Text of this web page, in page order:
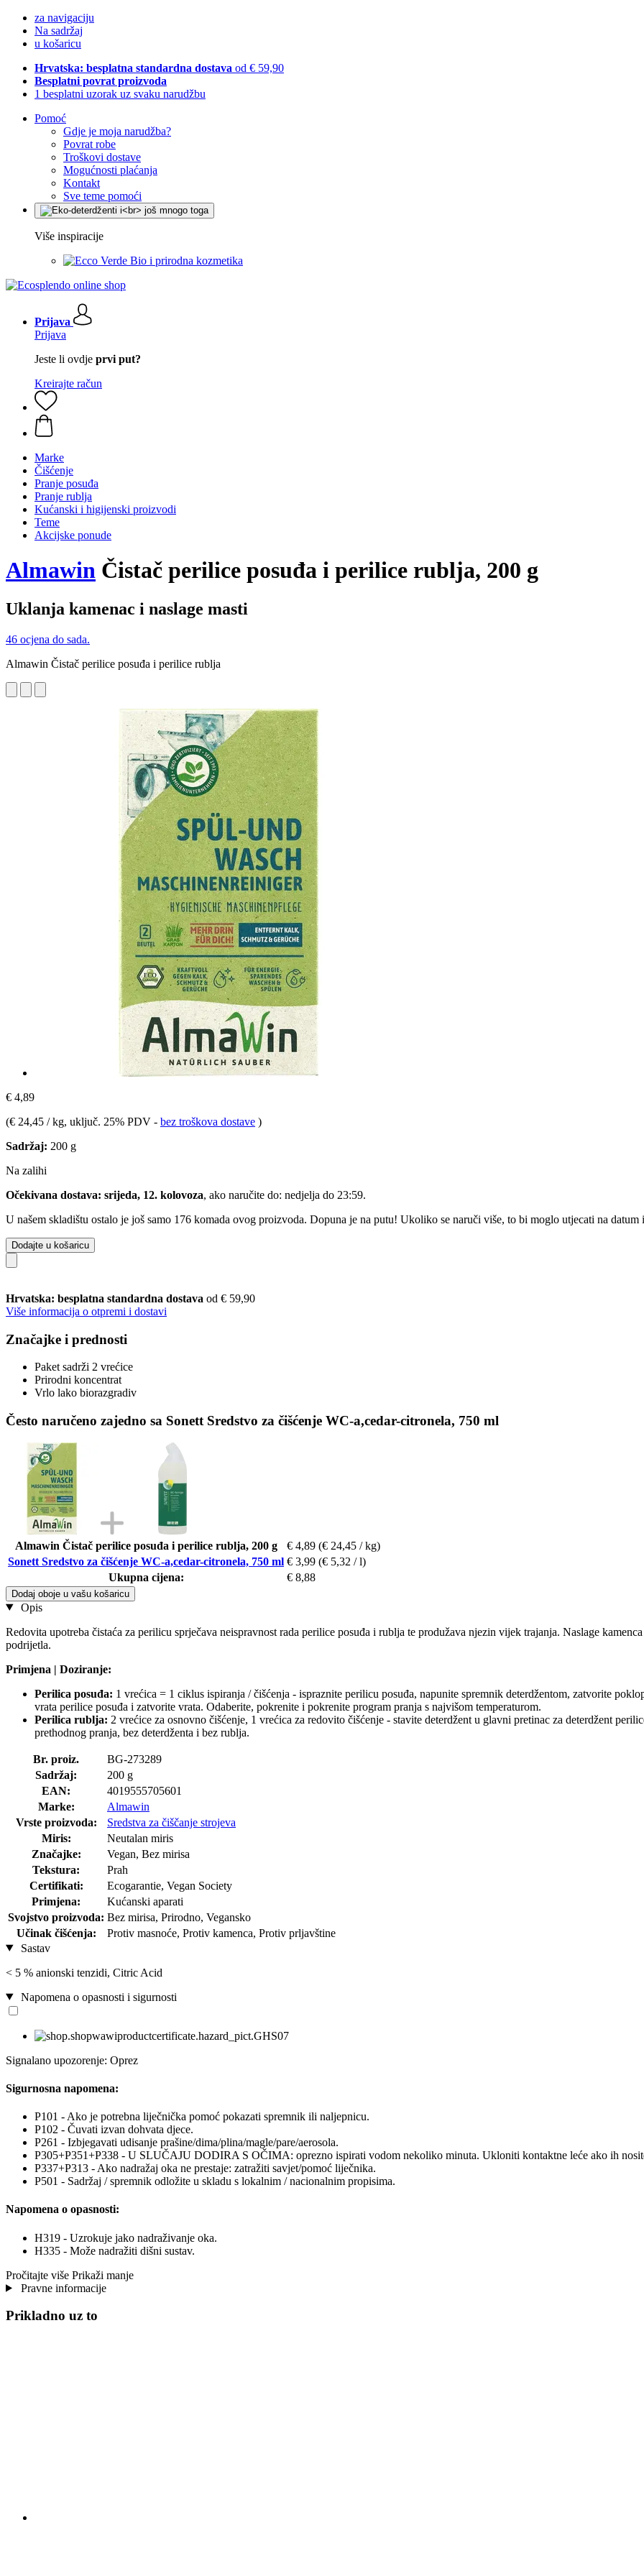
za navigaciju
Na sadržaj
u košaricu
Hrvatska: besplatna standardna dostava od € 59,90
Besplatni povrat proizvoda
1 besplatni uzorak uz svaku narudžbu
Pomoć
Gdje je moja narudžba?
Povrat robe
Troškovi dostave
Mogućnosti plaćanja
Kontakt
Sve teme pomoći
Više inspiracije
Bio i prirodna kozmetika
Prijava
Prijava
Jeste li ovdje prvi put?
Kreirajte račun
Marke
Čišćenje
Pranje posuđa
Pranje rublja
Kućanski i higijenski proizvodi
Teme
Akcijske ponude
Almawin Čistač perilice posuđa i perilice rublja, 200 g
Uklanja kamenac i naslage masti
46 ocjena do sada.
Almawin Čistač perilice posuđa i perilice rublja
€ 4,89
(€ 24,45 / kg, uključ. 25% PDV - bez troškova dostave )
Sadržaj: 200 g
Na zalihi
Očekivana dostava: srijeda, 12. kolovoza, ako naručite do: nedjelja do 23:59.
U našem skladištu ostalo je još samo 176 komada ovog proizvoda. Dopuna je na putu! Ukoliko se naruči više, to bi moglo utjecati na datum
Dodajte u košaricu
Hrvatska: besplatna standardna dostava od € 59,90
Više informacija o otpremi i dostavi
Značajke i prednosti
Paket sadrži 2 vrećice
Prirodni koncentrat
Vrlo lako biorazgradiv
Često naručeno zajedno sa Sonett Sredstvo za čišćenje WC-a,cedar-citronela, 750 ml
Almawin Čistač perilice posuđa i perilice rublja, 200 g € 4,89 (€ 24,45 / kg)
Sonett Sredstvo za čišćenje WC-a,cedar-citronela, 750 ml € 3,99 (€ 5,32 / l)
Ukupna cijena:
€ 8,88
Dodaj oboje u vašu košaricu
Opis
Redovita upotreba čistaća za perilicu sprječava neispravnost rada perilice posuđa i rublja te produžava njezin vijek trajanja. Naslage
podrijetla.
Primjena | Doziranje:
Perilica posuđa: 1 vrećica = 1 ciklus ispiranja / čišćenja - ispraznite perilicu posuđa, napunite spremnik deterdžentom, zatvorite
vrata perilice posuđa i zatvorite vrata. Odaberite, pokrenite i pokrenite program pranja s najvišom temperaturom.
Perilica rublja: 2 vrećice za osnovno čišćenje, 1 vrećica za redovito čišćenje - stavite deterdžent u glavni pretinac za deterdžent
prethodnog pranja, bez deterdženta i bez rublja.
Br. proiz.
BG-273289
Sadržaj:
200 g
EAN:
4019555705601
Marke:
Almawin
Vrste proizvoda:
Sredstva za čiščanje strojeva
Miris:
Neutalan miris
Značajke:
Vegan, Bez mirisa
Tekstura:
Prah
Certifikati:
Ecogarantie, Vegan Society
Primjena:
Kućanski aparati
Svojstvo proizvoda: Bez mirisa, Prirodno, Vegansko
Učinak čišćenja:
Protiv masnoće, Protiv kamenca, Protiv prljavštine
Sastav
< 5 % anionski tenzidi, Citric Acid
Napomena o opasnosti i sigurnosti
Signalano upozorenje: Oprez
Sigurnosna napomena:
P101 - Ako je potrebna liječnička pomoć pokazati spremnik ili naljepnicu.
P102 - Čuvati izvan dohvata djece.
P261 - Izbjegavati udisanje prašine/dima/plina/magle/pare/aerosola.
P305+P351+P338 - U SLUČAJU DODIRA S OČIMA: oprezno ispirati vodom nekoliko minuta. Ukloniti kontaktne leće ako ih
P337+P313 - Ako nadražaj oka ne prestaje: zatražiti savjet/pomoć liječnika.
P501 - Sadržaj / spremnik odložite u skladu s lokalnim / nacionalnim propisima.
Napomena o opasnosti:
H319 - Uzrokuje jako nadraživanje oka.
H335 - Može nadražiti dišni sustav.
Pročitajte više Prikaži manje
Pravne informacije
Prikladno uz to